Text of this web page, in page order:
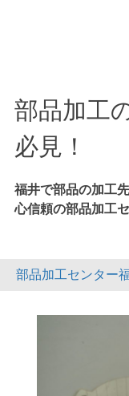
部品加工
必見！
福井で部品の加工
心信頼の部品加工
部品加工センター